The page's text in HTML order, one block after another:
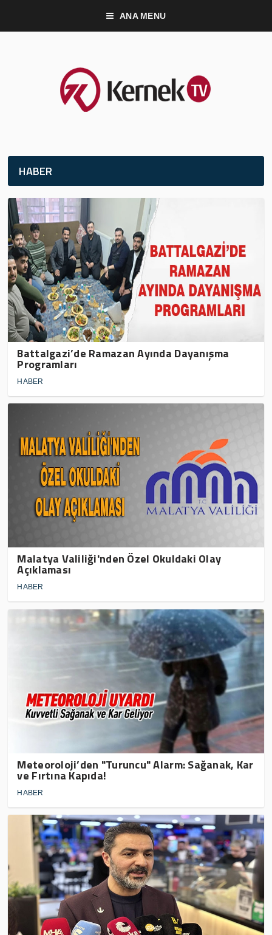
ANA MENU
HABER
Battalgazi’de Ramazan Ayında Dayanışma
Programları
HABER
Malatya Valiliği'nden Özel Okuldaki Olay
Açıklaması
HABER
Meteoroloji’den "Turuncu" Alarm: Sağanak, Kar
ve Fırtına Kapıda!
HABER